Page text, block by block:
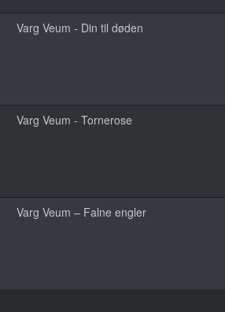
Varg Veum - Din til døden
Varg Veum - Tornerose
Varg Veum – Falne engler